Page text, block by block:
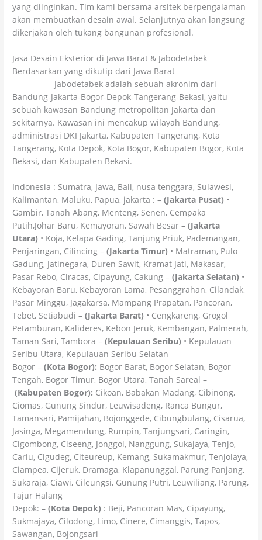
yang diinginkan. Tim kami bersama arsitek berpengalaman
akan membuatkan desain awal. Selanjutnya akan langsung
dikerjakan oleh tukang bangunan profesional.
Jasa Desain Eksterior di Jawa Barat & Jabodetabek
Berdasarkan yang dikutip dari Jawa Barat
Jabodetabek adalah sebuah akronim dari
Bandung-Jakarta-Bogor-Depok-Tangerang-Bekasi, yaitu
sebuah kawasan Bandung metropolitan Jakarta dan
sekitarnya. Kawasan ini mencakup wilayah Bandung,
administrasi DKI Jakarta, Kabupaten Tangerang, Kota
Tangerang, Kota Depok, Kota Bogor, Kabupaten Bogor, Kota
Bekasi, dan Kabupaten Bekasi.
Indonesia : Sumatra, Jawa, Bali, nusa tenggara, Sulawesi,
Kalimantan, Maluku, Papua, jakarta : –(Jakarta Pusat) •
Gambir, Tanah Abang, Menteng, Senen, Cempaka
Putih,Johar Baru, Kemayoran, Sawah Besar –(Jakarta
Utara) • Koja, Kelapa Gading, Tanjung Priuk, Pademangan,
Penjaringan, Cilincing –(Jakarta Timur) • Matraman, Pulo
Gadung, Jatinegara, Duren Sawit, Kramat Jati, Makasar,
Pasar Rebo, Ciracas, Cipayung, Cakung –(Jakarta Selatan) •
Kebayoran Baru, Kebayoran Lama, Pesanggrahan, Cilandak,
Pasar Minggu, Jagakarsa, Mampang Prapatan, Pancoran,
Tebet, Setiabudi –(Jakarta Barat) • Cengkareng, Grogol
Petamburan, Kalideres, Kebon Jeruk, Kembangan, Palmerah,
Taman Sari, Tambora –(Kepulauan Seribu) • Kepulauan
Seribu Utara, Kepulauan Seribu Selatan
Bogor –(Kota Bogor): Bogor Barat, Bogor Selatan, Bogor
Tengah, Bogor Timur, Bogor Utara, Tanah Sareal –
(Kabupaten Bogor): Cikoan, Babakan Madang, Cibinong,
Ciomas, Gunung Sindur, Leuwisadeng, Ranca Bungur,
Tamansari, Pamijahan, Bojonggede, Cibungbulang, Cisarua,
Jasinga, Megamendung, Rumpin, Tanjungsari, Caringin,
Cigombong, Ciseeng, Jonggol, Nanggung, Sukajaya, Tenjo,
Cariu, Cigudeg, Citeureup, Kemang, Sukamakmur, Tenjolaya,
Ciampea, Cijeruk, Dramaga, Klapanunggal, Parung Panjang,
Sukaraja, Ciawi, Cileungsi, Gunung Putri, Leuwiliang, Parung,
Tajur Halang
Depok: –(Kota Depok) : Beji, Pancoran Mas, Cipayung,
Sukmajaya, Cilodong, Limo, Cinere, Cimanggis, Tapos,
Sawangan, Bojongsari